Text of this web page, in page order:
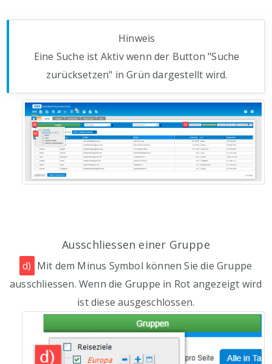
Hinweis
Eine Suche ist Aktiv wenn der Button "Suche
zurücksetzen" in Grün dargestellt wird.
Ausschliessen einer Gruppe
d) Mit dem Minus Symbol können Sie die Gruppe
ausschliessen. Wenn die Gruppe in Rot angezeigt wird
ist diese ausgeschlossen.